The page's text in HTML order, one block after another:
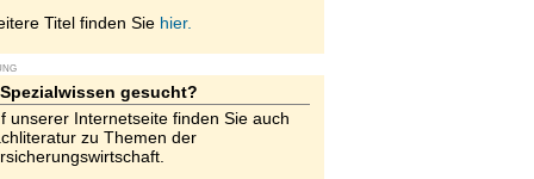
Titel finden Sie hier.
Spezialwissen gesucht?
unserer Internetseite finden Sie auch
zu Themen der